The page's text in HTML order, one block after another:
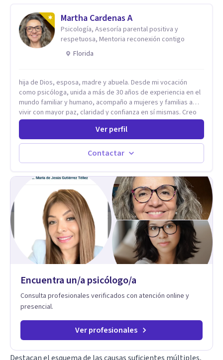
Martha Cardenas A
Psicología, Asesoría parental positiva y
respetuosa, Mentoria reconexión contigo
Florida
hija de Dios, esposa, madre y abuela. Desde mi vocación
como psicóloga, unida a más de 30 años de experiencia en el
mundo familiar y humano, acompaño a mujeres y familias a
vivir con mayor paz, claridad y confianza en sí mismas. Creo
profundamente que la vida está hecha de etapas, y que cada
ciclo —personal, emocional, espiritual y familiar— trae
oportunidades de crecimiento. Por eso utilizo una
combinación de psicología positiva, enfoque humanista,
herramientas contemporáneas de bienestar mental y
sintiéndote sostenida, acompañada y más segura de quién
eres. Mi misión es ayudarte a ordenar tu mundo interior, sanar
lo que aún pesa, fortalecer tu autoestima, transformar la
relación contigo misma y con quienes amas, y enseñarte
herramientas prácticas para navegar la vida familiar con amor,
límites sanos, serenidad y propósito. Trabajo desde una
mirada integral donde la mente, las emociones, la historia
familiar y la fe se encuentran para crear procesos
terapéuticos transformadores, cálidos y profundamente
en cada etapa de tu vida.
Ver perfil
Contactar
Encuentra un/a psicólogo/a
Consulta profesionales verificados con atención online y
presencial.
Ver profesionales